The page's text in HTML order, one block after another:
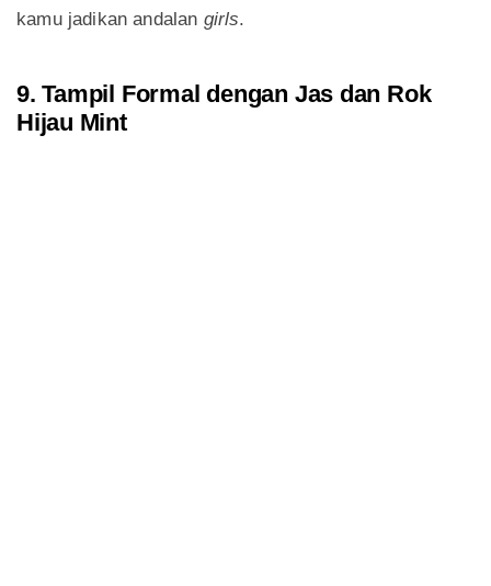
kamu jadikan andalan girls.
9. Tampil Formal dengan Jas dan Rok
Hijau Mint